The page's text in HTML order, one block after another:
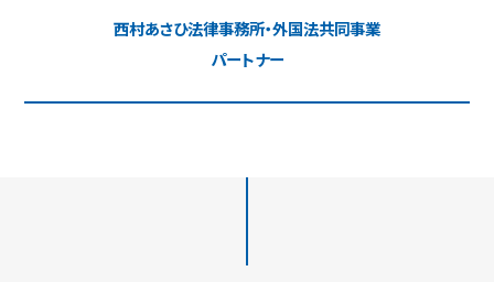
西村あさひ法律事務所・外国法共同事業
パートナー